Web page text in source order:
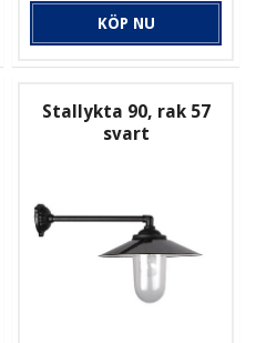
KÖP NU
Stallykta 90, rak 57
svart